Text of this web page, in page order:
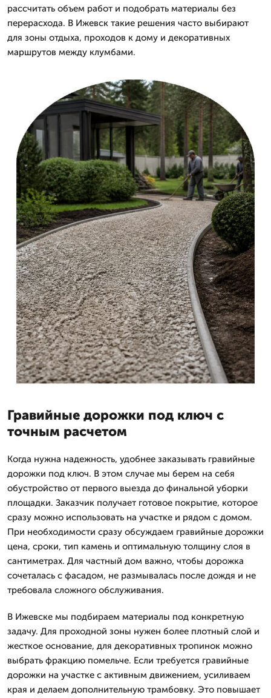
рассчитать объем работ и подобрать материалы без
перерасхода. В Ижевск такие решения часто выбирают
для зоны отдыха, проходов к дому и декоративных
маршрутов между клумбами.
Гравийные дорожки под ключ с
точным расчетом
Когда нужна надежность, удобнее заказывать гравийные
дорожки под ключ. В этом случае мы берем на себя
обустройство от первого выезда до финальной уборки
площадки. Заказчик получает готовое покрытие, которое
сразу можно использовать на участке и рядом с домом.
При необходимости сразу обсуждаем гравийные дорожки
цена, сроки, тип камень и оптимальную толщину слоя в
сантиметрах. Для частный дом важно, чтобы дорожка
сочеталась с фасадом, не размывалась после дождя и не
требовала сложного обслуживания.
В Ижевске мы подбираем материалы под конкретную
задачу. Для проходной зоны нужен более плотный слой и
жесткое основание, для декоративных тропинок можно
выбрать фракцию помельче. Если требуется гравийные
дорожки на участке с активным движением, усиливаем
края и делаем дополнительную трамбовку. Это повышает